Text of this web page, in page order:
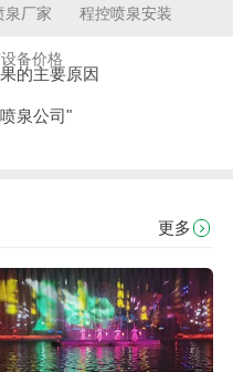
泉厂家 程控喷泉安装
备价格
的主要原因
泉公司"
更多